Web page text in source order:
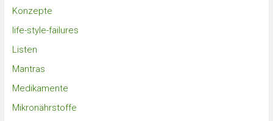
Konzepte
life-style-failures
Listen
Mantras
Medikamente
Mikronährstoffe